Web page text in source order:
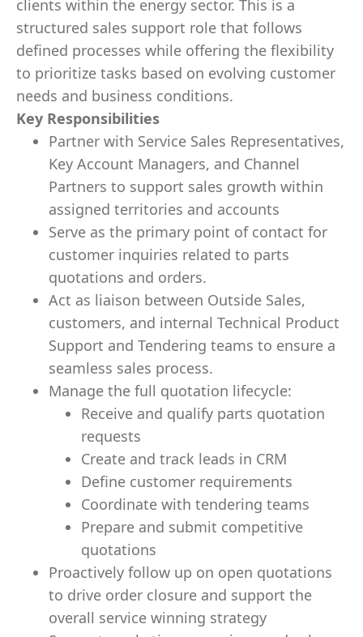
clients within the energy sector. This is a
structured sales support role that follows
defined processes while offering the flexibility
to prioritize tasks based on evolving customer
needs and business conditions.
Key Responsibilities
Partner with Service Sales Representatives,
Key Account Managers, and Channel
Partners to support sales growth within
assigned territories and accounts
Serve as the primary point of contact for
customer inquiries related to parts
quotations and orders.
Act as liaison between Outside Sales,
customers, and internal Technical Product
Support and Tendering teams to ensure a
seamless sales process.
Manage the full quotation lifecycle:
Receive and qualify parts quotation
requests
Create and track leads in CRM
Define customer requirements
Coordinate with tendering teams
Prepare and submit competitive
quotations
Proactively follow up on open quotations
to drive order closure and support the
overall service winning strategy